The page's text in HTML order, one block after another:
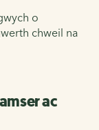
o
chweil na
ac